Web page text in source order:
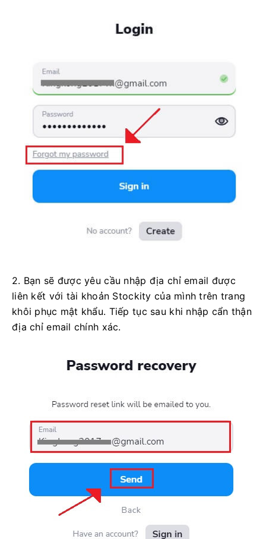
2. Bạn sẽ được yêu cầu nhập địa chỉ email được
liên kết với tài khoản Stockity của mình trên trang
khôi phục mật khẩu. Tiếp tục sau khi nhập cẩn thận
địa chỉ email chính xác.